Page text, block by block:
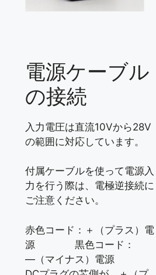
電源ケーブル
の接続
入力電圧は直流10Vから28V
の範囲に対応しています。
付属ケーブルを使って電源入
力を行う際は、電極逆接続に
ご注意ください。
赤色コード：＋（プラス）電
源 黒色コード：
―（マイナス）電源